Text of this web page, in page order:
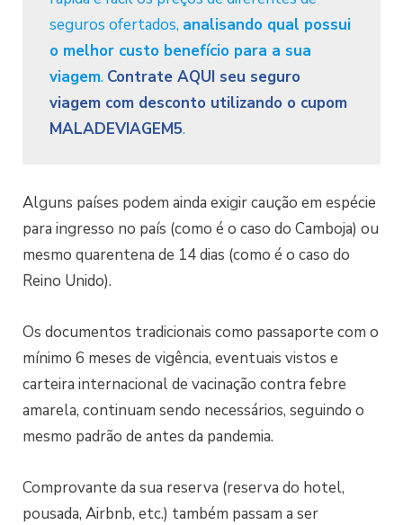
seguros ofertados, analisando qual possui
o melhor custo benefício para a sua
viagem. Contrate AQUI seu seguro
viagem com desconto utilizando o cupom
MALADEVIAGEM5.
Alguns países podem ainda exigir caução em espécie
para ingresso no país (como é o caso do Camboja) ou
mesmo quarentena de 14 dias (como é o caso do
Reino Unido).
Os documentos tradicionais como passaporte com o
mínimo 6 meses de vigência, eventuais vistos e
carteira internacional de vacinação contra febre
amarela, continuam sendo necessários, seguindo o
mesmo padrão de antes da pandemia.
Comprovante da sua reserva (reserva do hotel,
pousada, Airbnb, etc.) também passam a ser